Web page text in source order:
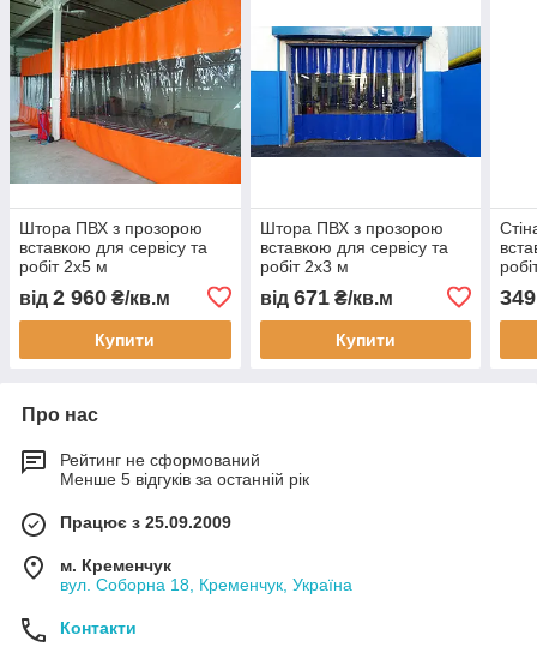
Штора ПВХ з прозорою
вставкою для сервісу та
робіт 2x5 м
зносостійка тентова штора
монтаж
від 2 960 ₴/кв.м
Купити
Штора ПВХ з прозорою
вставкою для сервісу та
робіт 2x3 м
перегородка тепло
шумоізоляція тентова
штора монтаж
від 671₴/кв.м
Купити
349
Про нас
Рейтинг не сформований
Менше 5 відгуків за останній рік
Працює з 25.09.2009
м. Кременчук
вул. Соборна 18, Кременчук, Україна
Контакти